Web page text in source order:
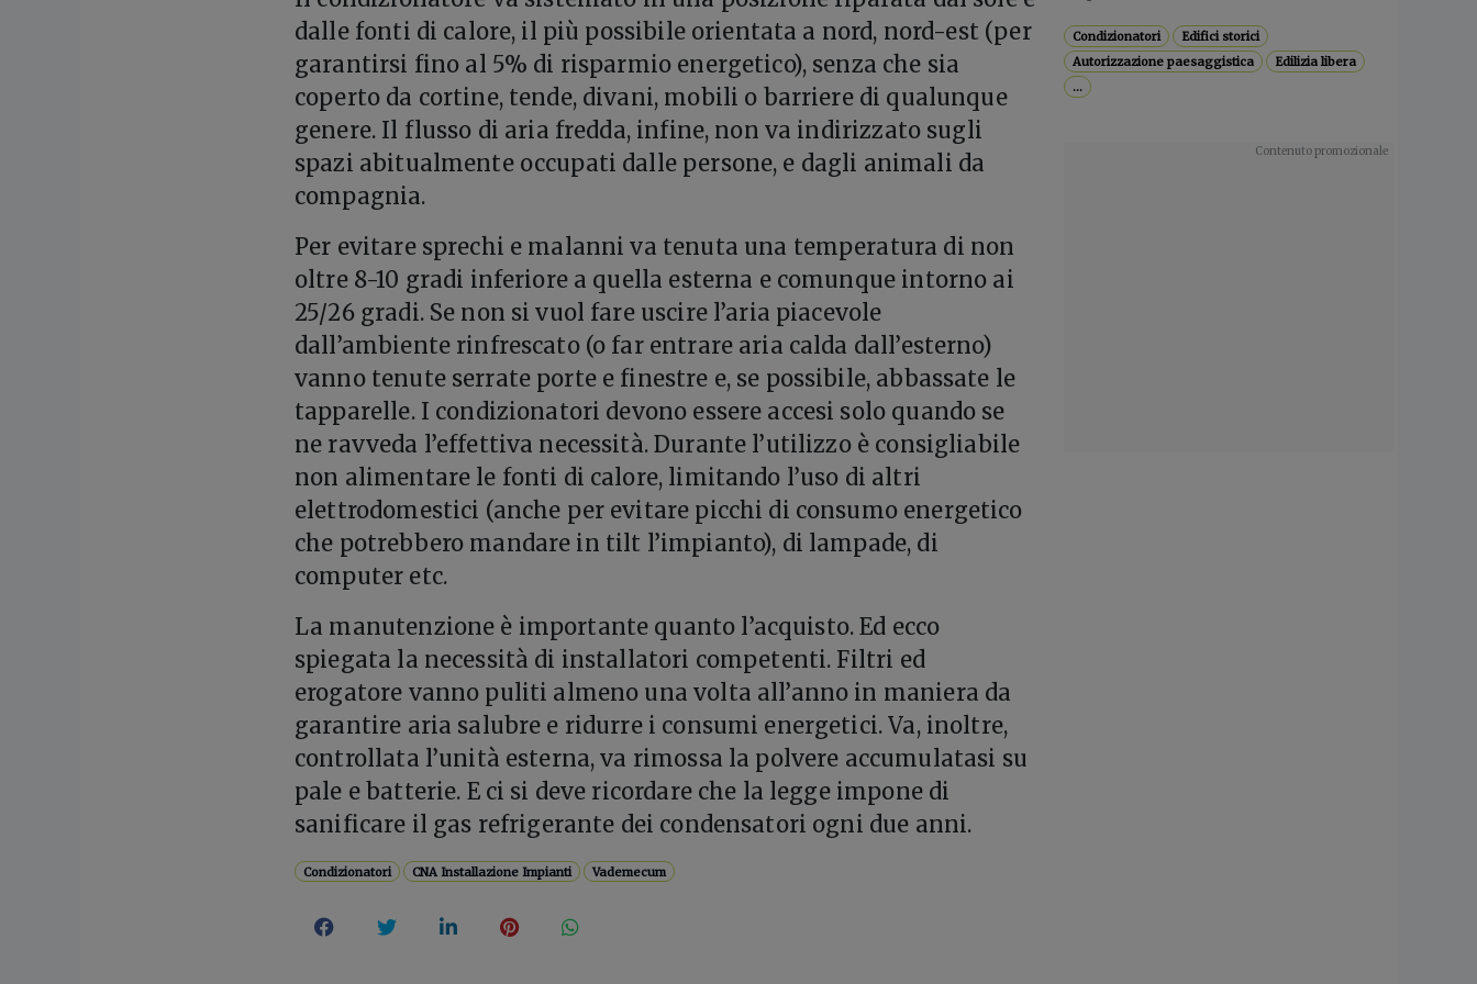
dalle fonti di calore, il più possibile orientata a nord, nord-est (per
garantirsi fino al 5% di risparmio energetico), senza che sia
coperto da cortine, tende, divani, mobili o barriere di qualunque
genere. Il flusso di aria fredda, infine, non va indirizzato sugli
spazi abitualmente occupati dalle persone, e dagli animali da
compagnia.
Per evitare sprechi e malanni va tenuta una temperatura di non
oltre 8-10 gradi inferiore a quella esterna e comunque intorno ai
25/26 gradi. Se non si vuol fare uscire l’aria piacevole
dall’ambiente rinfrescato (o far entrare aria calda dall’esterno)
vanno tenute serrate porte e finestre e, se possibile, abbassate le
tapparelle. I condizionatori devono essere accesi solo quando se
ne ravveda l’effettiva necessità. Durante l’utilizzo è consigliabile
non alimentare le fonti di calore, limitando l’uso di altri
elettrodomestici (anche per evitare picchi di consumo energetico
che potrebbero mandare in tilt l’impianto), di lampade, di
computer etc.
La manutenzione è importante quanto l’acquisto. Ed ecco
spiegata la necessità di installatori competenti. Filtri ed
erogatore vanno puliti almeno una volta all’anno in maniera da
garantire aria salubre e ridurre i consumi energetici. Va, inoltre,
controllata l’unità esterna, va rimossa la polvere accumulatasi su
pale e batterie. E ci si deve ricordare che la legge impone di
sanificare il gas refrigerante dei condensatori ogni due anni.
Condizionatori CNA Installazione Impianti Vademecum
Condizionatori
Edifici storici
Autorizzazione paesaggistica
Edilizia libera
...